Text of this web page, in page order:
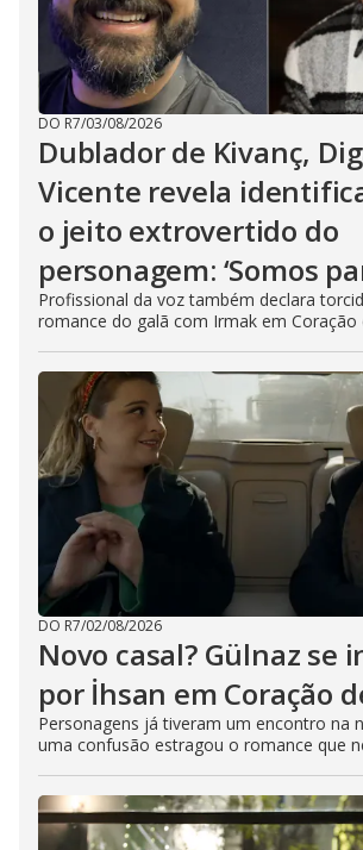
DO R7/03/08/2026
Dublador de Kivanç,
Vicente revela
o jeito extrovertido do
personagem: ‘Somos
Profissional da voz também declara
romance do galã com Irmak em Coração
DO R7/02/08/2026
Novo casal? Gülnaz se
por İhsan em Coração
Personagens já tiveram um encontro na
uma confusão estragou o romance que